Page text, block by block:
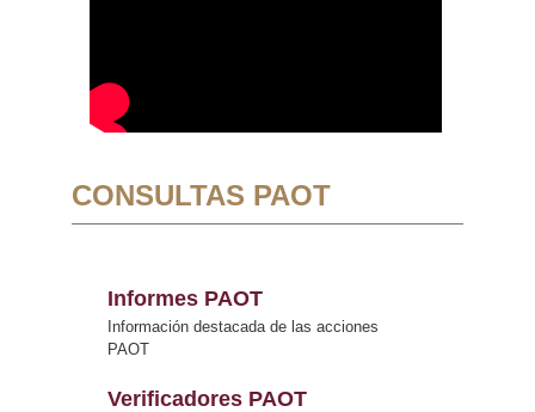
CONSULTAS PAOT
Informes PAOT
Información destacada de las acciones
PAOT
Verificadores PAOT